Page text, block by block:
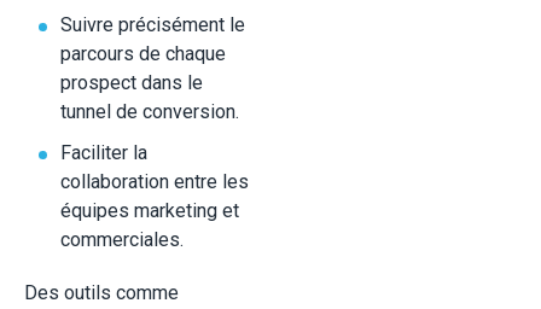
Suivre précisément le
parcours de chaque
prospect dans le
tunnel de conversion.
Faciliter la
collaboration entre les
équipes marketing et
commerciales.
Des outils comme